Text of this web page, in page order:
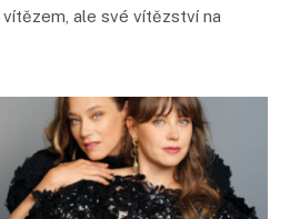
ale své vítězství na